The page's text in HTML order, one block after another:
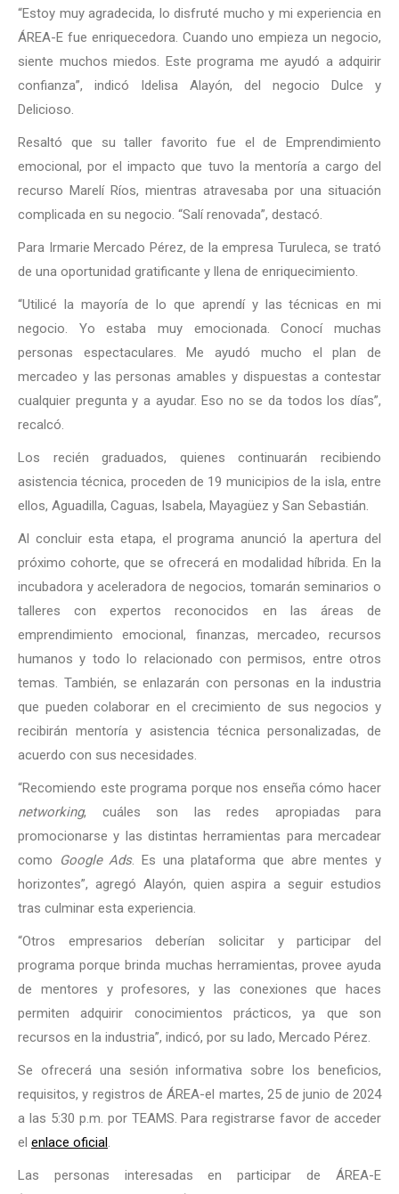
“Estoy muy agradecida, lo disfruté mucho y mi experiencia en
ÁREA-E fue enriquecedora. Cuando uno empieza un negocio,
siente muchos miedos. Este programa me ayudó a adquirir
confianza”, indicó Idelisa Alayón, del negocio Dulce y
Delicioso.
Resaltó que su taller favorito fue el de Emprendimiento
emocional, por el impacto que tuvo la mentoría a cargo del
recurso Marelí Ríos, mientras atravesaba por una situación
complicada en su negocio. “Salí renovada”, destacó.
Para Irmarie Mercado Pérez, de la empresa Turuleca, se trató
de una oportunidad gratificante y llena de enriquecimiento.
“Utilicé la mayoría de lo que aprendí y las técnicas en mi
negocio. Yo estaba muy emocionada. Conocí muchas
personas espectaculares. Me ayudó mucho el plan de
mercadeo y las personas amables y dispuestas a contestar
cualquier pregunta y a ayudar. Eso no se da todos los días”,
recalcó.
Los recién graduados, quienes continuarán recibiendo
asistencia técnica, proceden de 19 municipios de la isla, entre
ellos, Aguadilla, Caguas, Isabela, Mayagüez y San Sebastián.
Al concluir esta etapa, el programa anunció la apertura del
próximo cohorte, que se ofrecerá en modalidad híbrida. En la
incubadora y aceleradora de negocios, tomarán seminarios o
talleres con expertos reconocidos en las áreas de
emprendimiento emocional, finanzas, mercadeo, recursos
humanos y todo lo relacionado con permisos, entre otros
temas. También, se enlazarán con personas en la industria
que pueden colaborar en el crecimiento de sus negocios y
recibirán mentoría y asistencia técnica personalizadas, de
acuerdo con sus necesidades.
“Recomiendo este programa porque nos enseña cómo hacer
networking, cuáles son las redes apropiadas para
promocionarse y las distintas herramientas para mercadear
como
Google Ads. Es una plataforma que abre mentes y
horizontes”, agregó Alayón, quien aspira a seguir estudios
tras culminar esta experiencia.
“Otros empresarios deberían solicitar y participar del
programa porque brinda muchas herramientas, provee ayuda
de mentores y profesores, y las conexiones que haces
permiten adquirir conocimientos prácticos, ya que son
recursos en la industria”, indicó, por su lado, Mercado Pérez.
Se ofrecerá una sesión informativa sobre los beneficios,
requisitos, y registros de ÁREA-el martes, 25 de junio de 2024
a las 5:30 p.m. por TEAMS. Para registrarse favor de acceder
el enlace oficial.
Las personas interesadas en participar de ÁREA-E